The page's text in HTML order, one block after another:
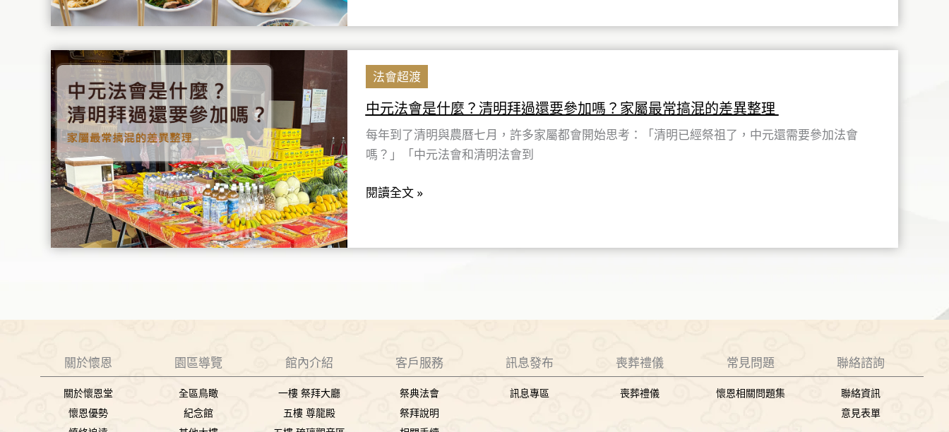
中
元
會
流
程
意
法會超渡
中元法會是什麼？清明拜過還要參加嗎？家屬最常搞混的差異整理
每年到了清明與農曆七月，許多家屬都會開始思考：「清明已經祭祖了，中元還需要參加法會
嗎？」「中元法會和清明法會到
元
法
會
是
什
清
參
家
閱讀全文 »
關於懷恩
關於懷恩堂
懷恩優勢
園區導覽
全區鳥瞰
紀念館
館內介紹
一樓 祭拜大廳
五樓 尊龍殿
客戶服務
祭典法會
祭拜說明
訊息發布
訊息專區
喪葬禮儀
喪葬禮儀
常見問題
懷恩相關問題集
聯絡諮詢
聯絡資訊
意見表單